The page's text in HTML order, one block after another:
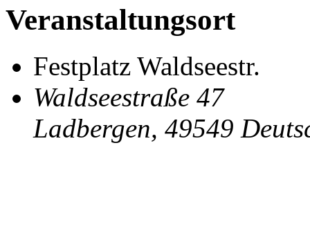
Veranstaltungsort
Festplatz Waldseestr.
Waldseestraße 47
Ladbergen, 49549